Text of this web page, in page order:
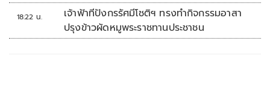
18:22 น.
เจ้าฟ้าทีปังกรรัศมีโชติฯ ทรงทำกิจกรรมอาสา
ปรุงข้าวผัดหมูพระราชทานประชาชน